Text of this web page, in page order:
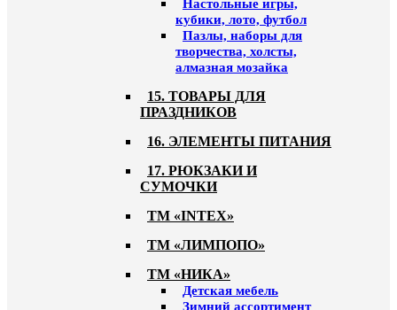
Настольные игры,
кубики, лото, футбол
Пазлы, наборы для
творчества, холсты,
алмазная мозайка
15. ТОВАРЫ ДЛЯ
ПРАЗДНИКОВ
16. ЭЛЕМЕНТЫ ПИТАНИЯ
17. РЮКЗАКИ И
СУМОЧКИ
ТМ «INTEX»
ТМ «ЛИМПОПО»
ТМ «НИКА»
Детская мебель
Зимний ассортимент